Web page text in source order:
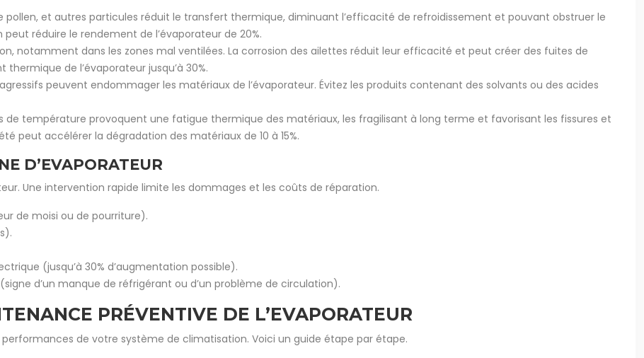
pollen, et autres particules réduit le transfert thermique, diminuant l’efficacité de refroidissement et pouvant obstruer le
réduire le rendement de l’évaporateur de 20%.
notamment dans les zones mal ventilées. La corrosion des ailettes réduit leur efficacité et peut créer des fuites de
de l’évaporateur jusqu’à 30%.
peuvent endommager les matériaux de l’évaporateur. Évitez les produits contenant des solvants ou des acides
de température provoquent une fatigue thermique des matériaux, les fragilisant à long terme et favorisant les fissures et
peut accélérer la dégradation des matériaux de 10 à 15%.
D’EVAPORATEUR
Une intervention rapide limite les dommages et les coûts de réparation.
de moisi ou de pourriture).
(jusqu’à 30% d’augmentation possible).
d’un manque de réfrigérant ou d’un problème de circulation).
PRÉVENTIVE DE L’EVAPORATEUR
de votre système de climatisation. Voici un guide étape par étape.